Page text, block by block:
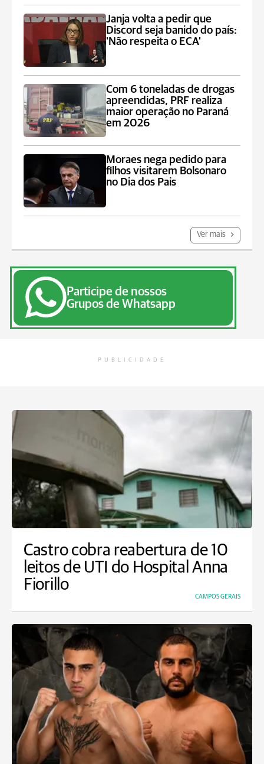
Janja volta a pedir que
Discord seja banido do país:
'Não respeita o ECA'
Com 6 toneladas de drogas
apreendidas, PRF realiza
maior operação no Paraná
em 2026
Moraes nega pedido para
filhos visitarem Bolsonaro
no Dia dos Pais
Ver mais
Participe de nossos
Grupos de Whatsapp
PUBLICIDADE
Castro cobra reabertura de 10
leitos de UTI do Hospital Anna
Fiorillo
CAMPOS GERAIS